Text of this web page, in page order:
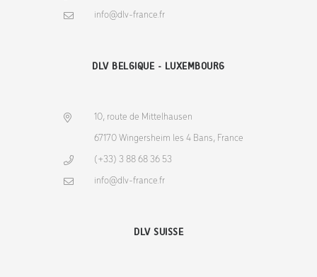
info@dlv-france.fr
DLV BELGIQUE - LUXEMBOURG
10, route de Mittelhausen
67170 Wingersheim les 4 Bans, France
(+33) 3 88 68 36 53
info@dlv-france.fr
DLV SUISSE